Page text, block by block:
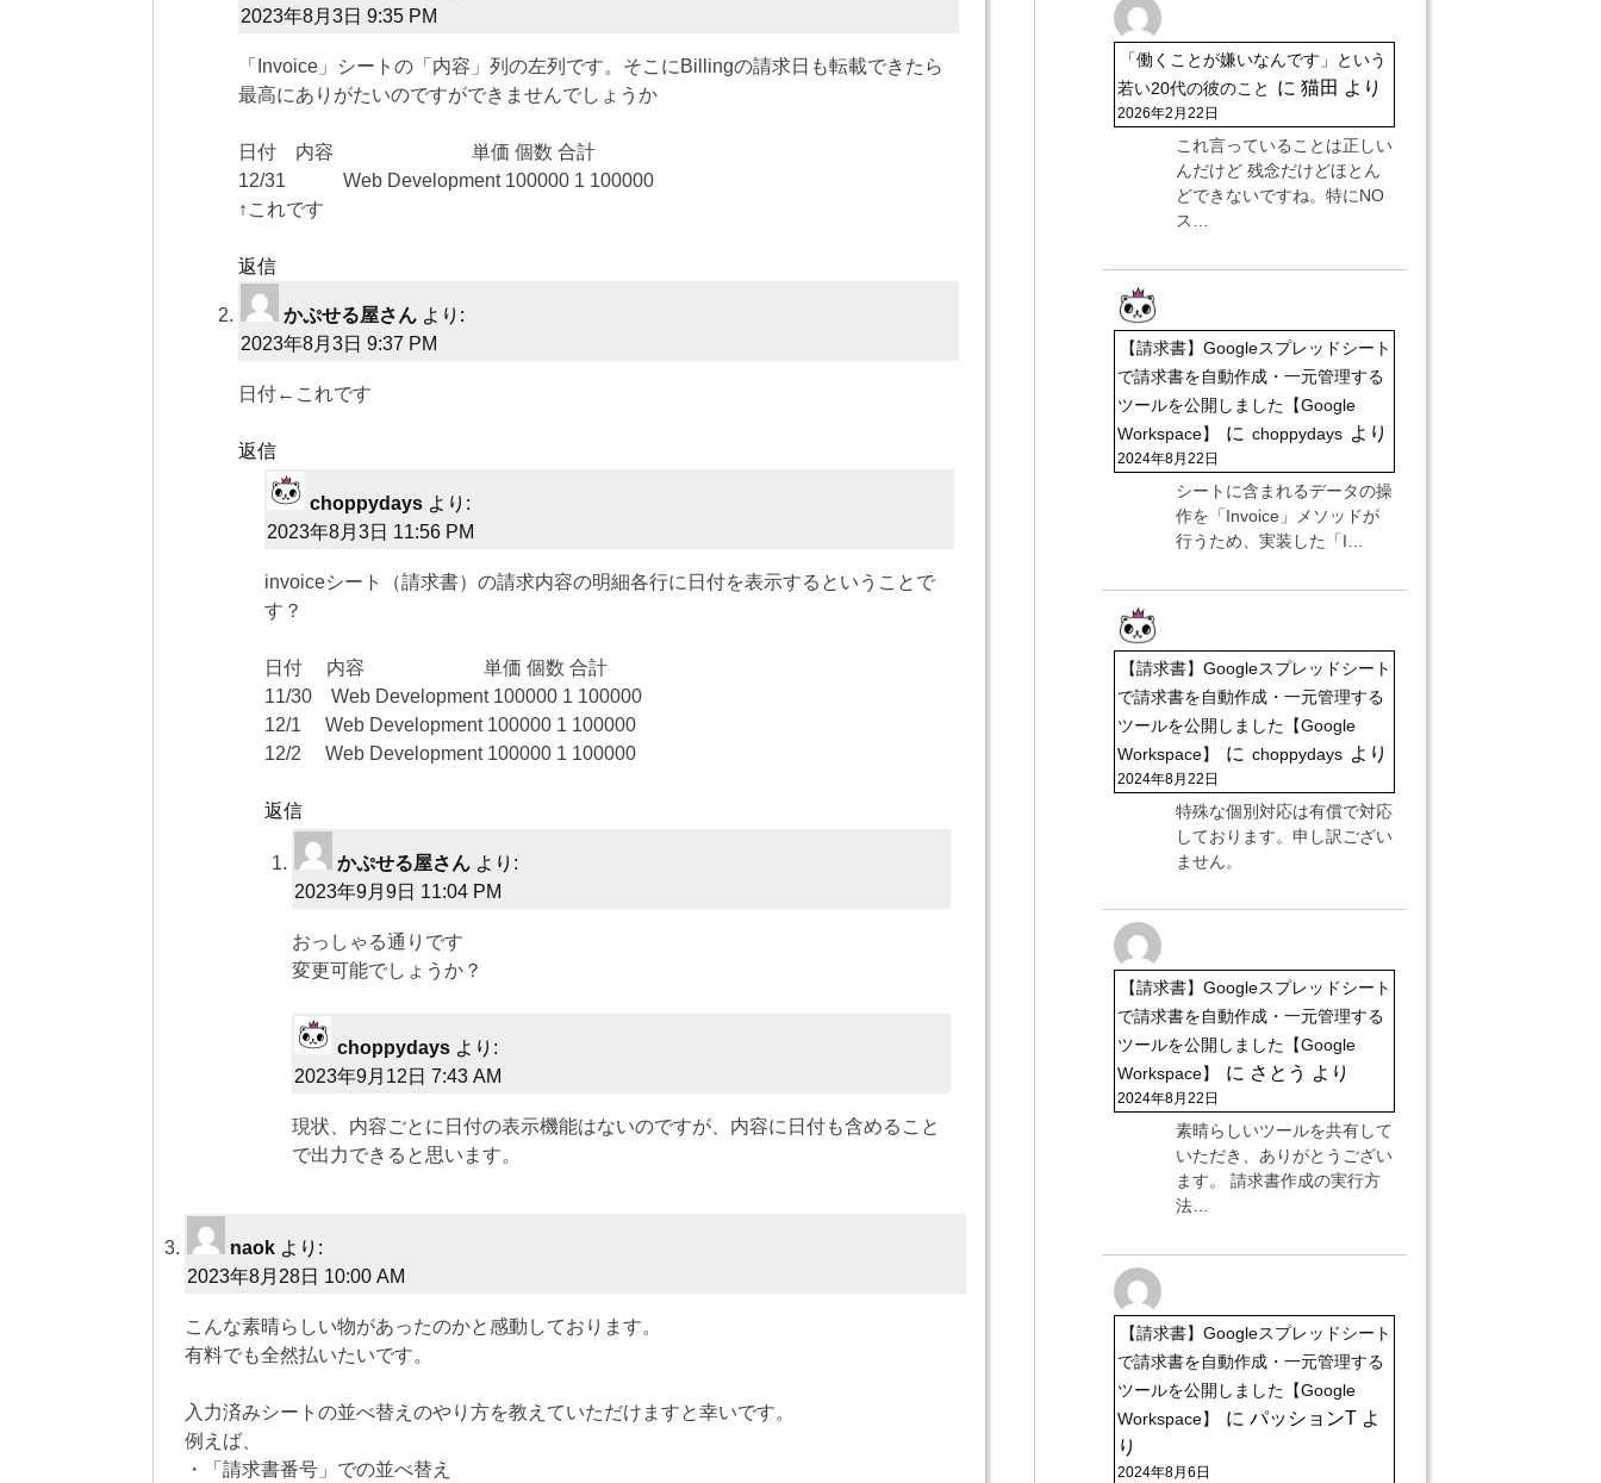
2023年8月3日 9:35 PM
「Invoice」シートの「内容」列の左列です。そこにBillingの請求日も転載できたら
最高にありがたいのですができませんでしょうか
日付 内容 単価 個数 合計
12/31 Web Development 100000 1 100000
↑これです
返信
かぷせる屋さん より:
2023年8月3日 9:37 PM
日付←これです
返信
choppydays より:
2023年8月3日 11:56 PM
invoiceシート（請求書）の請求内容の明細各行に日付を表示するということで
す？
日付 内容 単価 個数 合計
11/30 Web Development 100000 1 100000
12/1 Web Development 100000 1 100000
12/2 Web Development 100000 1 100000
返信
かぷせる屋さん より:
2023年9月9日 11:04 PM
おっしゃる通りです
変更可能でしょうか？
choppydays より:
2023年9月12日 7:43 AM
現状、内容ごとに日付の表示機能はないのですが、内容に日付も含めること
で出力できると思います。
naok より:
2023年8月28日 10:00 AM
こんな素晴らしい物があったのかと感動しております。
有料でも全然払いたいです。
入力済みシートの並べ替えのやり方を教えていただけますと幸いです。
例えば、
・「請求書番号」での並べ替え
「働くことが嫌いなんです」という
若い20代の彼のこと
に 猫田 より
2026年2月22日
これ言っていることは正しい
んだけど 残念だけどほとん
どできないですね。特にNO
ス…
【請求書】Googleスプレッドシート
で請求書を自動作成・一元管理する
ツールを公開しました【Google
Workspace】
に choppydays より
2024年8月22日
シートに含まれるデータの操
作を「Invoice」メソッドが
行うため、実装した「I…
【請求書】Googleスプレッドシート
で請求書を自動作成・一元管理する
ツールを公開しました【Google
Workspace】
に choppydays より
2024年8月22日
特殊な個別対応は有償で対応
しております。申し訳ござい
ません。
【請求書】Googleスプレッドシート
で請求書を自動作成・一元管理する
ツールを公開しました【Google
Workspace】
に さとう より
2024年8月22日
素晴らしいツールを共有して
いただき、ありがとうござい
ます。 請求書作成の実行方
法…
【請求書】Googleスプレッドシート
で請求書を自動作成・一元管理する
ツールを公開しました【Google
Workspace】
に パッションT よ
り
2024年8月6日